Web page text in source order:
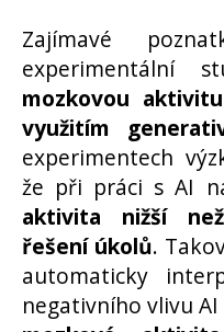
Zajímavé
experimentální
mozkovou
využitím
experimentech
že při práci s AI
aktivita nižší
řešení úkolů.
automaticky
negativního vlivu